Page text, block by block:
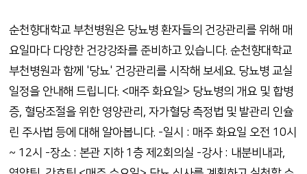
순천향대학교 부천병원은 당뇨병 환자들의 건강관리를 위해 매
요일마다 다양한 건강강좌를 준비하고 있습니다. 순천향대학교
부천병원과 함께 '당뇨' 건강관리를 시작해 보세요. 당뇨병 교실
일정을 안내해 드립니다. <매주 화요일> 당뇨병의 개요 및 합병
증, 혈당조절을 위한 영양관리, 자가혈당 측정법 및 발관리 인슐
린 주사법 등에 대해 알아봅니다. -일시 : 매주 화요일 오전 10시
~ 12시 -장소 : 본관 지하 1층 제2회의실 -강사 : 내분비내과,